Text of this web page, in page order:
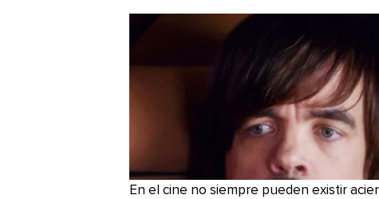
En el cine no siempre pueden existir